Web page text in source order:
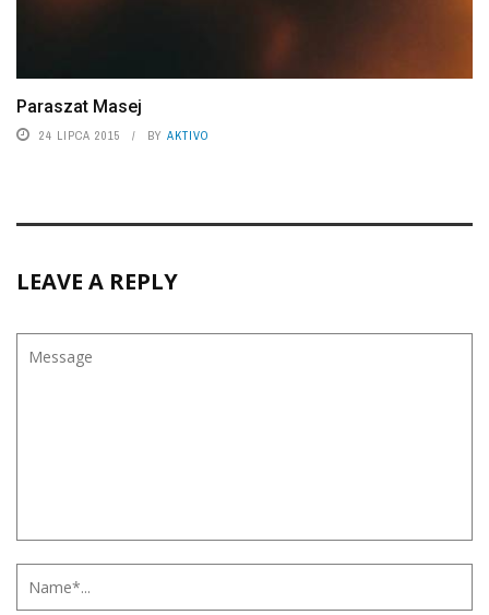
Paraszat Masej
24 LIPCA 2015 BY AKTIVO
LEAVE A REPLY